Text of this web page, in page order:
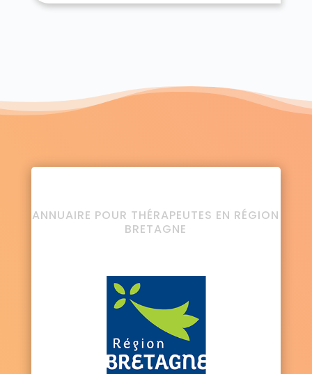
ANNUAIRE POUR THÉRAPEUTES EN RÉGION
BRETAGNE